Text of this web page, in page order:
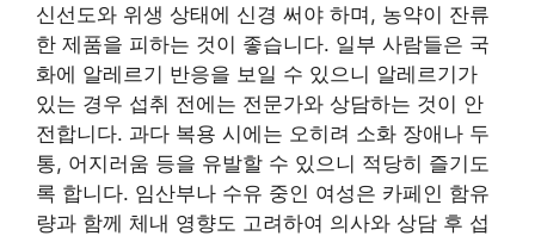
신선도와 위생 상태에 신경 써야 하며, 농약이 잔류
한 제품을 피하는 것이 좋습니다. 일부 사람들은 국
화에 알레르기 반응을 보일 수 있으니 알레르기가
있는 경우 섭취 전에는 전문가와 상담하는 것이 안
전합니다. 과다 복용 시에는 오히려 소화 장애나 두
통, 어지러움 등을 유발할 수 있으니 적당히 즐기도
록 합니다. 임산부나 수유 중인 여성은 카페인 함유
량과 함께 체내 영향도 고려하여 의사와 상담 후 섭